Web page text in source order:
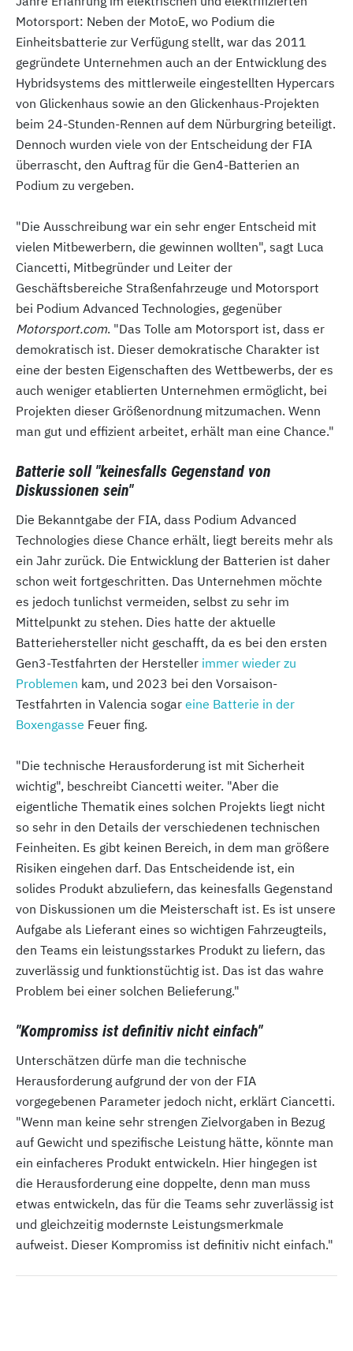
Motorsport: Neben der MotoE, wo Podium die
Einheitsbatterie zur Verfügung stellt, war das 2011
gegründete Unternehmen auch an der Entwicklung des
Hybridsystems des mittlerweile eingestellten Hypercars
von Glickenhaus sowie an den Glickenhaus-Projekten
beim 24-Stunden-Rennen auf dem Nürburgring beteiligt.
Dennoch wurden viele von der Entscheidung der FIA
überrascht, den Auftrag für die Gen4-Batterien an
Podium zu vergeben.
"Die Ausschreibung war ein sehr enger Entscheid mit
vielen Mitbewerbern, die gewinnen wollten", sagt Luca
Ciancetti, Mitbegründer und Leiter der
Geschäftsbereiche Straßenfahrzeuge und Motorsport
bei Podium Advanced Technologies, gegenüber
Motorsport.com. "Das Tolle am Motorsport ist, dass er
demokratisch ist. Dieser demokratische Charakter ist
eine der besten Eigenschaften des Wettbewerbs, der es
auch weniger etablierten Unternehmen ermöglicht, bei
Projekten dieser Größenordnung mitzumachen. Wenn
man gut und effizient arbeitet, erhält man eine Chance."
Batterie soll "keinesfalls Gegenstand von
Diskussionen sein"
Die Bekanntgabe der FIA, dass Podium Advanced
Technologies diese Chance erhält, liegt bereits mehr als
ein Jahr zurück. Die Entwicklung der Batterien ist daher
schon weit fortgeschritten. Das Unternehmen möchte
es jedoch tunlichst vermeiden, selbst zu sehr im
Mittelpunkt zu stehen. Dies hatte der aktuelle
Batteriehersteller nicht geschafft, da es bei den ersten
Gen3-Testfahrten der Hersteller immer wieder zu
Problemen kam, und 2023 bei den Vorsaison-
Testfahrten in Valencia sogar eine Batterie in der
Boxengasse Feuer fing.
"Die technische Herausforderung ist mit Sicherheit
wichtig", beschreibt Ciancetti weiter. "Aber die
eigentliche Thematik eines solchen Projekts liegt nicht
so sehr in den Details der verschiedenen technischen
Feinheiten. Es gibt keinen Bereich, in dem man größere
Risiken eingehen darf. Das Entscheidende ist, ein
solides Produkt abzuliefern, das keinesfalls Gegenstand
von Diskussionen um die Meisterschaft ist. Es ist unsere
Aufgabe als Lieferant eines so wichtigen Fahrzeugteils,
den Teams ein leistungsstarkes Produkt zu liefern, das
zuverlässig und funktionstüchtig ist. Das ist das wahre
Problem bei einer solchen Belieferung."
"Kompromiss ist definitiv nicht einfach"
Unterschätzen dürfe man die technische
Herausforderung aufgrund der von der FIA
vorgegebenen Parameter jedoch nicht, erklärt Ciancetti.
"Wenn man keine sehr strengen Zielvorgaben in Bezug
auf Gewicht und spezifische Leistung hätte, könnte man
ein einfacheres Produkt entwickeln. Hier hingegen ist
die Herausforderung eine doppelte, denn man muss
etwas entwickeln, das für die Teams sehr zuverlässig ist
und gleichzeitig modernste Leistungsmerkmale
aufweist. Dieser Kompromiss ist definitiv nicht einfach."